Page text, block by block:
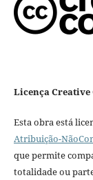
Licença Creative
Esta obra está
Atribuição-
que permite
totalidade ou